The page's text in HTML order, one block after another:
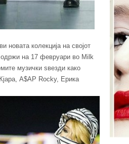
новата колекција на својот
на 17 февруари во Milk
музички ѕвезди како
A$AP Rocky, Ерика